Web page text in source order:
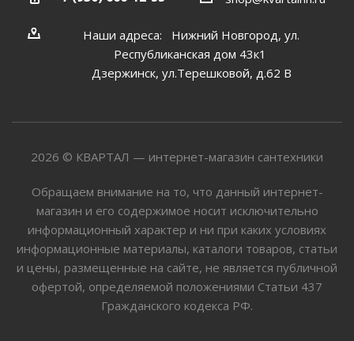
Наши адреса: Нижний Новгород, ул.
Республиканская дом 43к1
Дзержинск, ул.Терешковой, д.62 В
2026 © КВАРТАЛ — интернет-магазин сантехники
Обращаем внимание на то, что данный интернет-
магазин и его содержимое носит исключительно
информационный характер и ни при каких условиях
информационные материалы, каталоги товаров, статьи
и цены, размещенные на сайте, не является публичной
офертой, определяемой положениями Статьи 437
Гражданского кодекса РФ.